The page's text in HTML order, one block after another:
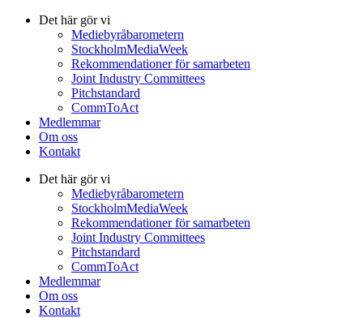
Det här gör vi
Mediebyråbarometern
StockholmMediaWeek
Rekommendationer för samarbeten
Joint Industry Committees
Pitchstandard
CommToAct
Medlemmar
Om oss
Kontakt
Det här gör vi
Mediebyråbarometern
StockholmMediaWeek
Rekommendationer för samarbeten
Joint Industry Committees
Pitchstandard
CommToAct
Medlemmar
Om oss
Kontakt